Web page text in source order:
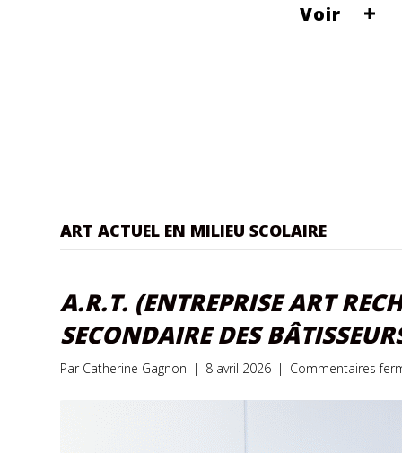
Voir
ART ACTUEL EN MILIEU SCOLAIRE
A.R.T. (ENTREPRISE ART
SECONDAIRE DES
Par Catherine Gagnon | 8 avril 2026 | Commentaires